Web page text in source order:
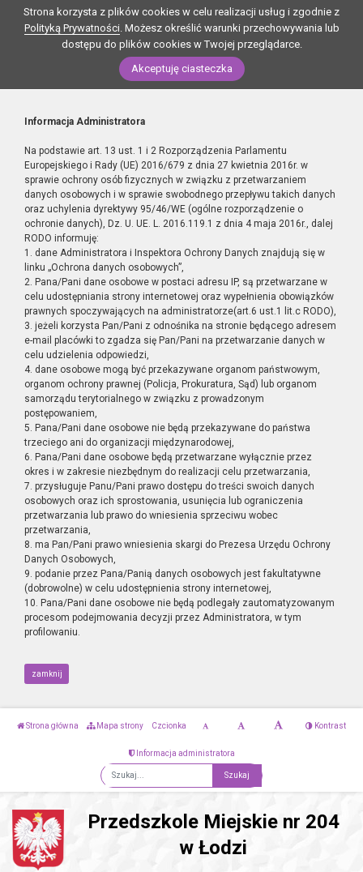
Strona korzysta z plików cookies w celu realizacji usług i zgodnie z
Polityką Prywatności. Możesz określić warunki przechowywania lub
dostępu do plików cookies w Twojej przeglądarce.
Akceptuję ciasteczka
Informacja Administratora
Na podstawie art. 13 ust. 1 i 2 Rozporządzenia Parlamentu
Europejskiego i Rady (UE) 2016/679 z dnia 27 kwietnia 2016r. w
sprawie ochrony osób fizycznych w związku z przetwarzaniem
danych osobowych i w sprawie swobodnego przepływu takich danych
oraz uchylenia dyrektywy 95/46/WE (ogólne rozporządzenie o
ochronie danych), Dz. U. UE. L. 2016.119.1 z dnia 4 maja 2016r., dalej
RODO informuję:
1. dane Administratora i Inspektora Ochrony Danych znajdują się w
linku „Ochrona danych osobowych”,
2. Pana/Pani dane osobowe w postaci adresu IP, są przetwarzane w
celu udostępniania strony internetowej oraz wypełnienia obowiązków
prawnych spoczywających na administratorze(art.6 ust.1 lit.c RODO),
3. jeżeli korzysta Pan/Pani z odnośnika na stronie będącego adresem
e-mail placówki to zgadza się Pan/Pani na przetwarzanie danych w
celu udzielenia odpowiedzi,
4. dane osobowe mogą być przekazywane organom państwowym,
organom ochrony prawnej (Policja, Prokuratura, Sąd) lub organom
samorządu terytorialnego w związku z prowadzonym
postępowaniem,
5. Pana/Pani dane osobowe nie będą przekazywane do państwa
trzeciego ani do organizacji międzynarodowej,
6. Pana/Pani dane osobowe będą przetwarzane wyłącznie przez
okres i w zakresie niezbędnym do realizacji celu przetwarzania,
7. przysługuje Panu/Pani prawo dostępu do treści swoich danych
osobowych oraz ich sprostowania, usunięcia lub ograniczenia
przetwarzania lub prawo do wniesienia sprzeciwu wobec
przetwarzania,
8. ma Pan/Pani prawo wniesienia skargi do Prezesa Urzędu Ochrony
Danych Osobowych,
9. podanie przez Pana/Panią danych osobowych jest fakultatywne
(dobrowolne) w celu udostępnienia strony internetowej,
10. Pana/Pani dane osobowe nie będą podlegały zautomatyzowanym
procesom podejmowania decyzji przez Administratora, w tym
profilowaniu.
zamknij
Strona główna Mapa strony Czcionka Kontrast
Informacja administratora
Fraza
Przedszkole Miejskie nr 204
w Łodzi